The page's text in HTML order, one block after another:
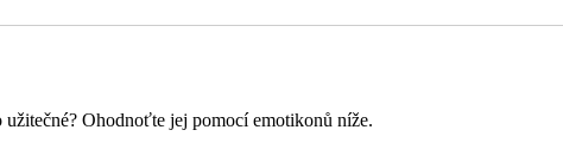
Ohodnoťte jej pomocí emotikonů níže.